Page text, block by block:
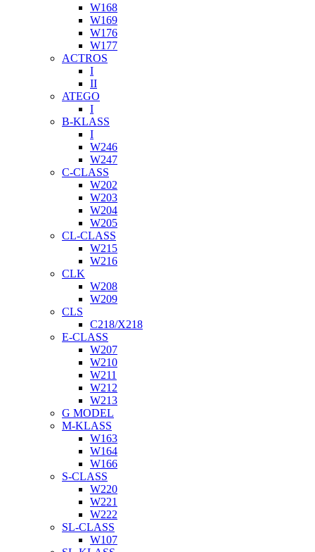
W168
W169
W176
W177
ACTROS
I
II
ATEGO
I
B-KLASS
I
W246
W247
C-CLASS
W202
W203
W204
W205
CL-CLASS
W215
W216
CLK
W208
W209
CLS
C218/X218
E-CLASS
W207
W210
W211
W212
W213
G MODEL
M-KLASS
W163
W164
W166
S-CLASS
W220
W221
W222
SL-CLASS
W107